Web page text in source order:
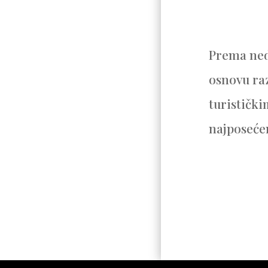
Prema
osnovu